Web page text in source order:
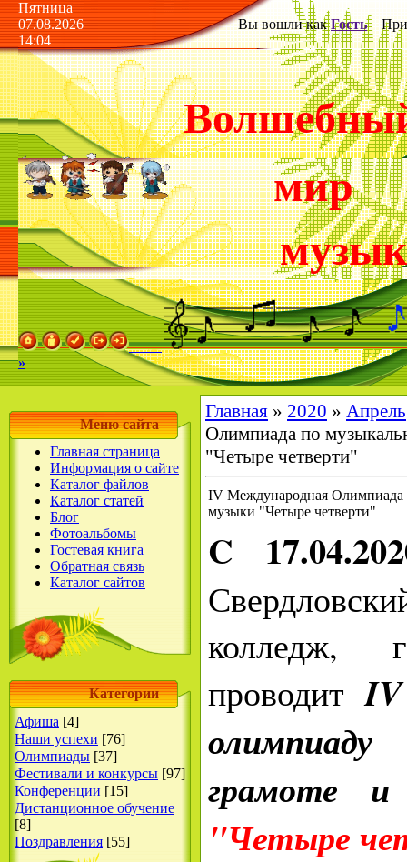
Пятница
07.08.2026
14:04
Вы вошли как Гость
мир
»
Меню сайта
Главная страница
Информация о сайте
Каталог файлов
Каталог статей
Блог
Фотоальбомы
Гостевая книга
Обратная связь
Каталог сайтов
Категории
Афиша [4]
Наши успехи [76]
Олимпиады [37]
Фестивали и конкурсы [97]
Конференции [15]
Дистанционное обучение
[8]
Поздравления [55]
Главная » 2020 » Апрель
Олимпиада по
"Четыре четверти"
IV Международная Олимпиада
музыки "Четыре четверти"
C
колледж,
проводит
олимпиаду
грамоте
"Четыре